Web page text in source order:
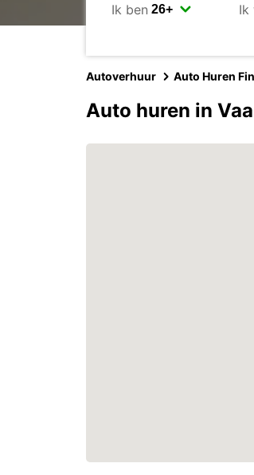
Ik ben Ik
Autoverhuur Auto Huren
Auto huren in